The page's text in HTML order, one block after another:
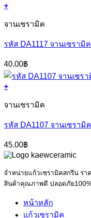
+
จานเซรามิค
รหัส DA1117 จานเซรามิ
40.00฿
+
จานเซรามิค
รหัส DA1107 จานเซรามิค
45.00฿
จำหน่ายแก้วเซรามิคสกรีน ร
สินค้าคุณภาพดี ปลอดภัย
หน้าหลัก
แก้วเซรามิค